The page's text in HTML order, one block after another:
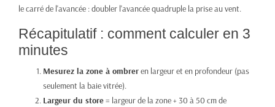
le carré de l'avancée : doubler l'avancée quadruple la prise au vent.
Récapitulatif : comment calculer en 3
minutes
Mesurez la zone à ombreren largeur et en profondeur (pas
seulement la baie vitrée).
Largeur du store= largeur de la zone + 30 à 50 cm de